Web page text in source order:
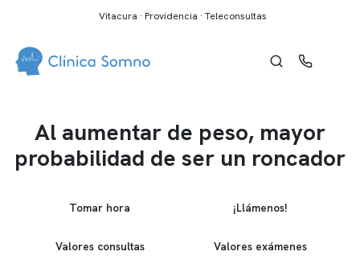
Vitacura · Providencia · Teleconsultas
Al aumentar de peso, mayor
probabilidad de ser un roncador
Tomar hora ¡Llámenos!
Valores consultas Valores exámenes